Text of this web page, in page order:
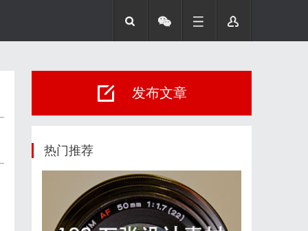
发布文章
热门推荐